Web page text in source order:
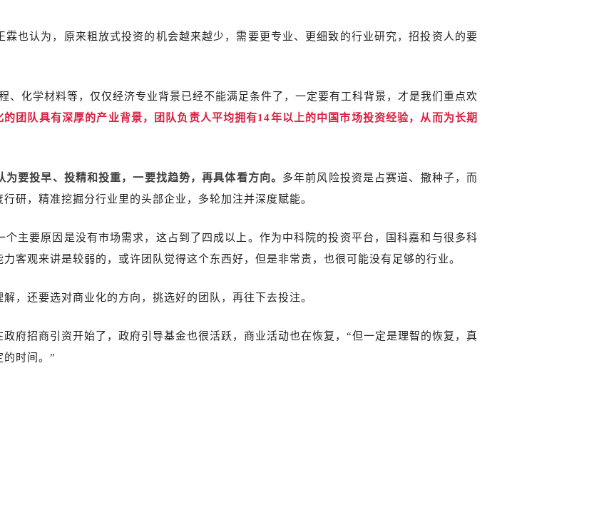
也认为，原来粗放式投资的机会越来越少，需要更专业、更细致的行业研究，招投资人的要
、化学材料等，仅仅经济专业背景已经不能满足条件了，一定要有工科背景，才是我们重点欢
团队具有深厚的产业背景，团队负责人平均拥有14年以上的中国市场投资经验，从而为长期
为要投早、投精和投重，一要找趋势，再具体看方向。 多年前风险投资是占赛道、撒种子，而
研，精准挖掘分行业里的头部企业，多轮加注并深度赋能。
主要原因是没有市场需求，这占到了四成以上。作为中科院的投资平台，国科嘉和与很多科
客观来讲是较弱的，或许团队觉得这个东西好，但是非常贵，也很可能没有足够的行业。
，还要选对商业化的方向，挑选好的团队，再往下去投注。
府招商引资开始了，政府引导基金也很活跃，商业活动也在恢复，“但一定是理智的恢复，真
时间。”